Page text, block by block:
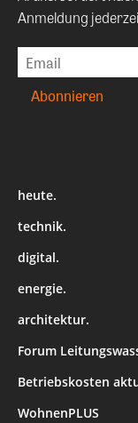
Anmeldung
heute.
technik.
digital.
energie.
architektur.
Forum
Betriebskosten
WohnenPLUS